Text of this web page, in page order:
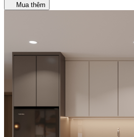
Mua thêm